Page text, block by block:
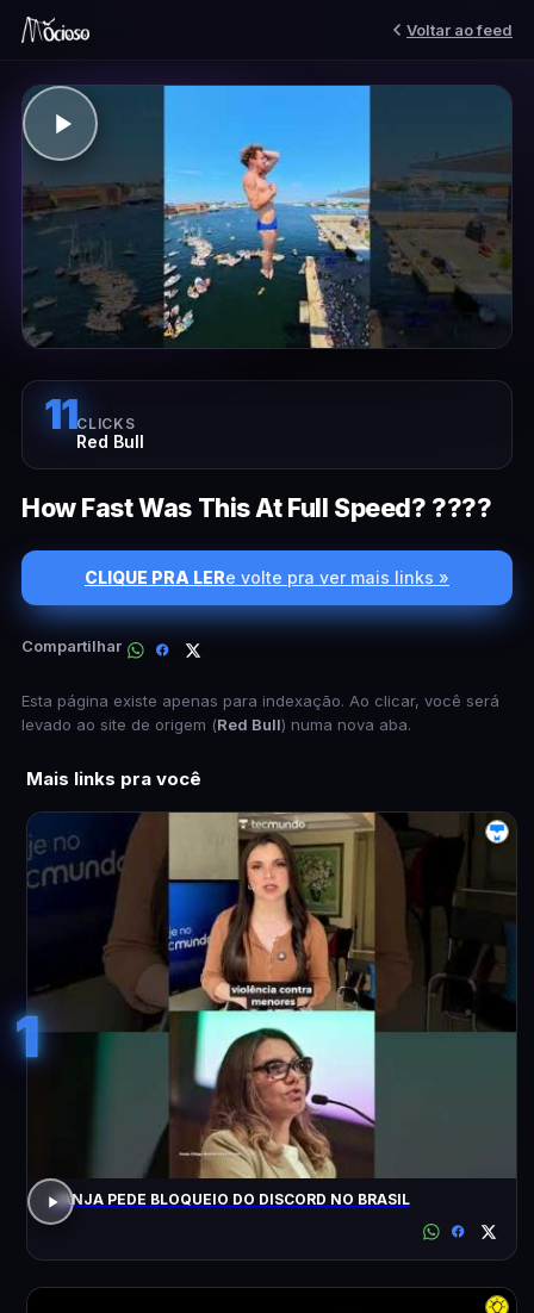
Voltar ao feed
11CLICKS
Red Bull
How Fast Was This At Full Speed? ????
CLIQUE PRA LERe volte pra ver mais links »
Compartilhar
Esta página existe apenas para indexação. Ao clicar, você será
levado ao site de origem (Red Bull) numa nova aba.
Mais links pra você
1
JANJA PEDE BLOQUEIO DO DISCORD NO BRASIL